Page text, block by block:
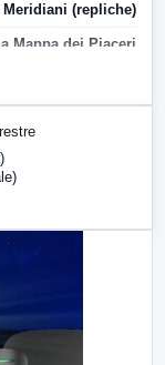
Meridiani (repliche)
Mappa dei Piaceri